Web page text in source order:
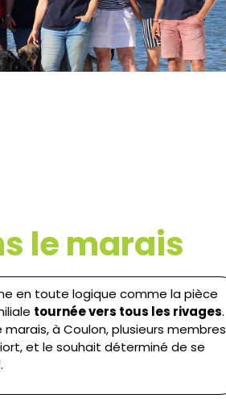
le marais
en toute logique comme la pièce
tournée vers tous les rivages.
à Coulon, plusieurs membres
et le souhait déterminé de se